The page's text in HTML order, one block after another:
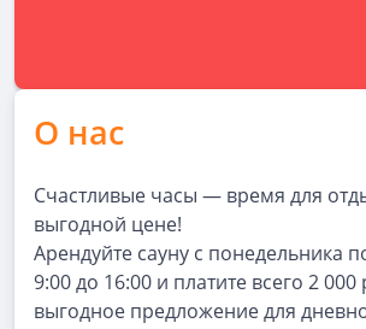
О нас
Счастливые часы — время для
выгодной цене!
Арендуйте сауну с понедельника
9:00 до 16:00 и платите всего 2
выгодное предложение для